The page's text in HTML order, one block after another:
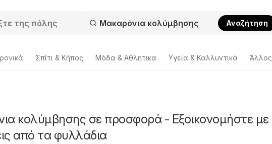
Αναζήτηση
Σπίτι & Κήπος Μόδα & Aθλητικα Υγεία & Καλλυντικά Άλλος
κολύμβησης σε προσφορά - Εξοικονομήστε με
από τα φυλλάδια